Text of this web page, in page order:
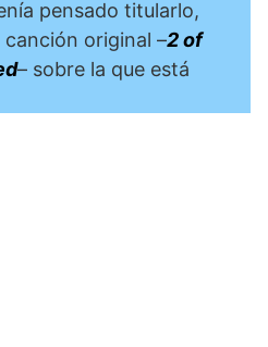
pensado titularlo,
original –2 of
– sobre la que está